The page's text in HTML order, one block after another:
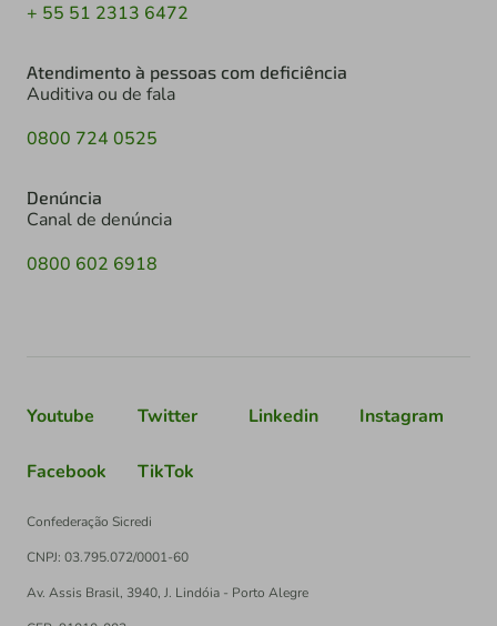
+ 55 51 2313 6472
Atendimento à pessoas com deficiência
Auditiva ou de fala
0800 724 0525
Denúncia
Canal de denúncia
0800 602 6918
Youtube Twitter Linkedin Instagram
Facebook TikTok
Confederação Sicredi
CNPJ: 03.795.072/0001-60
Av. Assis Brasil, 3940, J. Lindóia - Porto Alegre